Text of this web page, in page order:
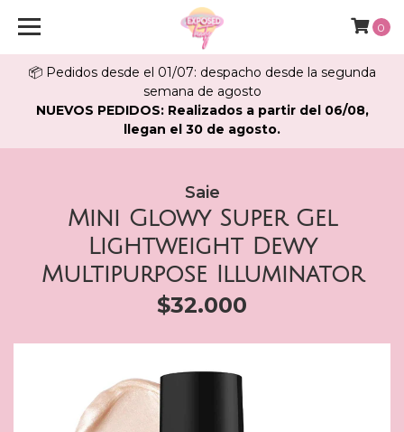
📦 Pedidos desde el 01/07: despacho desde la segunda
semana de agosto
NUEVOS PEDIDOS: Realizados a partir del 06/08,
llegan el 30 de agosto.
0
Saie
Mini Glowy Super Gel
Lightweight Dewy
Multipurpose Illuminator
$32.000